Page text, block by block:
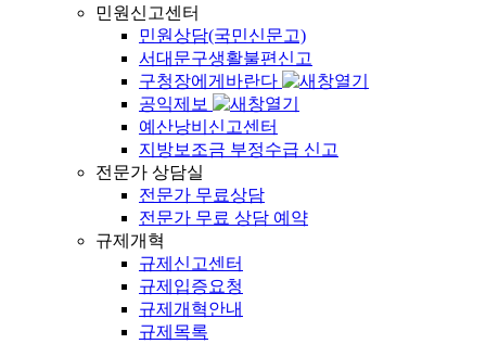
민원신고센터
민원상담(국민신문고)
서대문구생활불편신고
구청장에게바란다
공익제보
예산낭비신고센터
지방보조금 부정수급 신고
전문가 상담실
전문가 무료상담
전문가 무료 상담 예약
규제개혁
규제신고센터
규제입증요청
규제개혁안내
규제목록